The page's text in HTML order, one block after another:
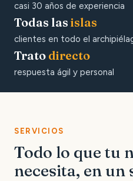
casi 30 años de experiencia
Todas las islas
clientes en todo el
Trato directo
respuesta ágil y personal
SERVICIOS
Todo lo que tu
necesita, en un